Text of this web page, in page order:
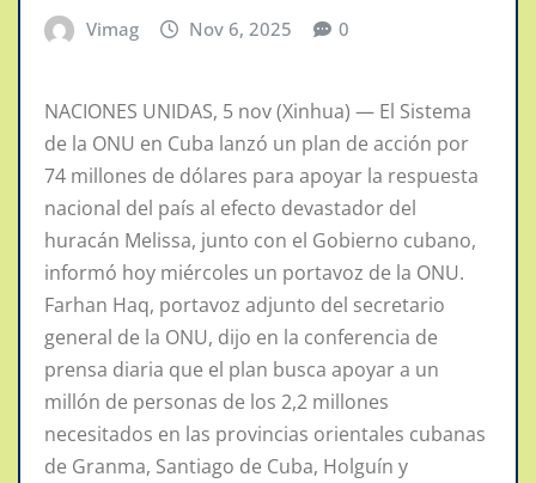
Vimag Nov 6, 2025 0
NACIONES UNIDAS, 5 nov (Xinhua) — El Sistema
de la ONU en Cuba lanzó un plan de acción por
74 millones de dólares para apoyar la respuesta
nacional del país al efecto devastador del
huracán Melissa, junto con el Gobierno cubano,
informó hoy miércoles un portavoz de la ONU.
Farhan Haq, portavoz adjunto del secretario
general de la ONU, dijo en la conferencia de
prensa diaria que el plan busca apoyar a un
millón de personas de los 2,2 millones
necesitados en las provincias orientales cubanas
de Granma, Santiago de Cuba, Holguín y